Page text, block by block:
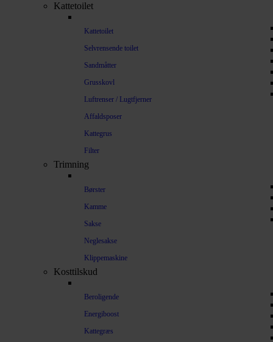
Kattetoilet
Kattetoilet
Selvrensende toilet
Sandmåtter
Grusskovl
Luftrenser / Lugtfjerner
Affaldsposer
Kattegrus
Filter
Trimning
Børster
Kamme
Sakse
Neglesakse
Klippemaskine
Kosttilskud
Beroligende
Energiboost
Kattegræs